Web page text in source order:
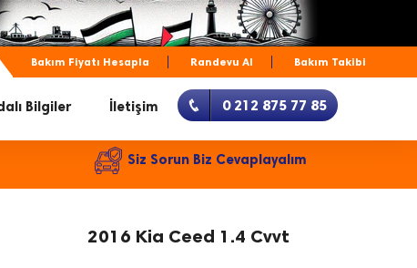
Bakım Fiyatı Hesapla Randevu Al Bakım Takibi
Bilgiler İletişim 0 212 875 77 85
Siz Sorun Biz Cevaplayalım
2016 Kia Ceed 1.4 Cvvt